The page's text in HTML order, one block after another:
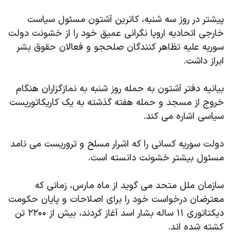
پیشتر در روز سه شنبه، کاترین آشتون مسئول سیاست
خارجی اتحادیه اروپا نگرانی عمیق خود را از خشونت دولت
سوریه علیه تظاهر کنندگان صلحجو و فعالان حقوق بشر
ابراز داشت.
بیانیه دفتر آشتون به حمله روز شنبه به نمازگزاران هنگام
خروج از مسجد و حمله هفته گذشته به یک کاریکاتوریست
سیاسی اشاره می کند.
دولت سوریه کسانی را که اشرار مسلح و تروریست می نامد
مسئول بیشتر خشونت دانسته است.
سازمان ملل متحد می گوید از ماه مارس، زمانی که
معترضان درخواست خود را برای اصلاحات و پایان حکومت
دیکتاتوری ۱۱ ساله بشار اسد آغاز کردند، بیش از ۲۲۰۰ تن
کشته شده اند.